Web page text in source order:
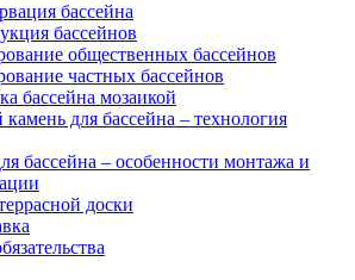
бассейна
бассейнов
общественных бассейнов
частных бассейнов
бассейна мозаикой
камень для бассейна – технология
бассейна – особенности монтажа и
доски